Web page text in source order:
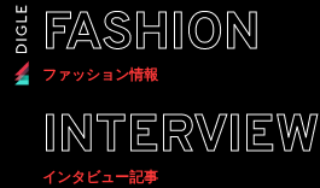
FASHION
ファッション情報
INTERVIEW
インタビュー記事